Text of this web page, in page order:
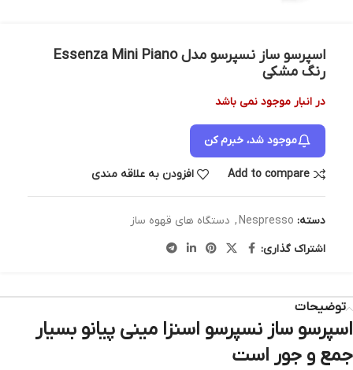
اسپرسو ساز نسپرسو مدل Essenza Mini Piano
رنگ مشکی
در انبار موجود نمی باشد
موجود شد، خبرم کن
Add to compare افزودن به علاقه مندی
دسته: Nespresso
, دستگاه های قهوه ساز
اشتراک گذاری:
توضیحات
اسپرسو ساز نسپرسو اسنزا مینی پیانو بسیار
جمع و جور است